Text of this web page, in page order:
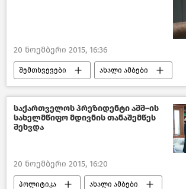
20 ნოემბერი 2015, 16:36
შემთხვევები ახალი ამბები
საქართველო
საქართველოს პრეზიდენტი აშშ–ის
სახელმწიფო მდივნის თანაშემწეს
შეხვდა
20 ნოემბერი 2015, 16:20
პოლიტიკა ახალი ამბები